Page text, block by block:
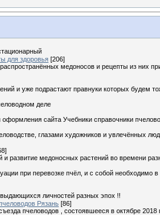
для здоровья [206]
медоносов и рецепты из них
и уже подрастают правнуки которых будем
деле
оформления сайта Учебники справочники
глазами художников и увлечённых
развитие медоносных растений во времени
при перевозке пчёл, и с собой необходимо
личностей разных эпох !!
Рязань [86]
пчеловодов , состоявшееся в октябре 2018